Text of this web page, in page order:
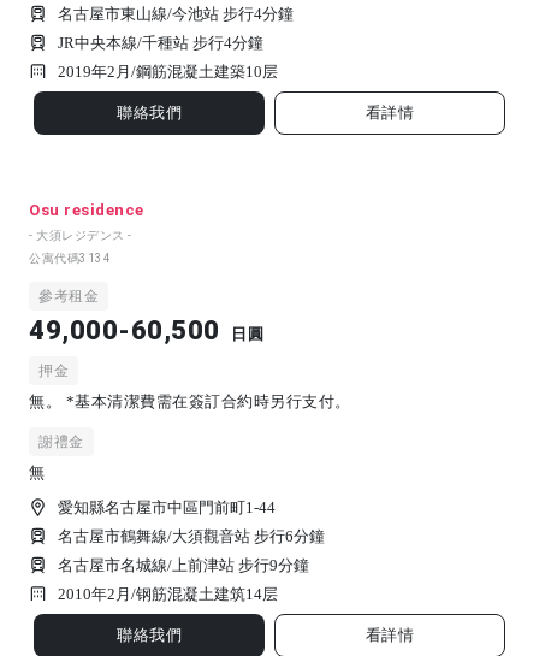
名古屋市東山線/今池站 步行4分鐘
JR中央本線/千種站 步行4分鐘
2019年2月/鋼筋混凝土建築10 层
聯絡我們 看詳情
Osu residence
- 大須レジデンス -
公寓代碼3134
參考租金
49,000-60,500 日圓
押金
無。 *基本清潔費需在簽訂合約時另行支付。
謝禮金
無
愛知縣名古屋市中區門前町1-44
名古屋市鶴舞線/大須觀音站 步行6分鐘
名古屋市名城線/上前津站 步行9分鐘
2010年2月/钢筋混凝土建筑14 层
聯絡我們 看詳情